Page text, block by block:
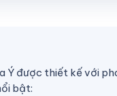
Ý được thiết kế với
bật: